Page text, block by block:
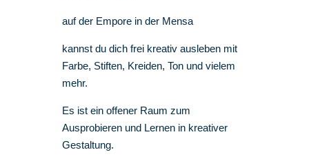
auf der Empore in der Mensa
kannst du dich frei kreativ ausleben mit
Farbe, Stiften, Kreiden, Ton und vielem
mehr.
Es ist ein offener Raum zum
Ausprobieren und Lernen in kreativer
Gestaltung.